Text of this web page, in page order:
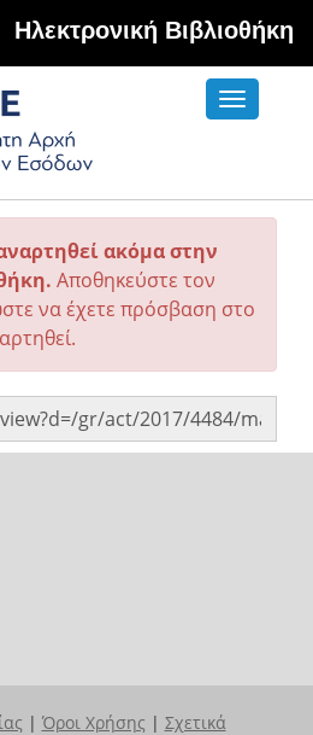
Hλεκτρονική Βιβλιοθήκη
Toggle
ακόμα στην
Αποθηκεύστε τον
να έχετε πρόσβαση στο
| Όροι Χρήσης | Σχετικά